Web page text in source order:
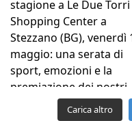
Carica altro